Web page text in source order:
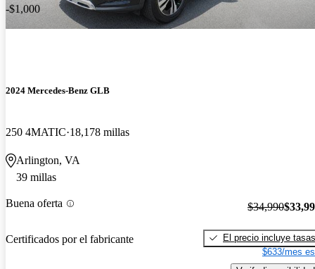
-$1,000
2024 Mercedes-Benz GLB
250 4MATIC 18,178 millas
Arlington, VA
39 millas
Buena oferta
Certificados por el fabricante
$34,990
El precio incluye tasas
$633/mes